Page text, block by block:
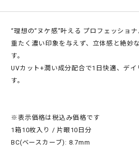
“理想の“ヌケ感”叶える プロフェッショナ
重たく濃い印象を与えず、立体感と絶妙
す。
UVカット+潤い成分配合で1日快適、デ
す。
※表示価格は税込み価格です
1箱10枚入り / 片眼10日分
BC(ベースカーブ): 8.7mm